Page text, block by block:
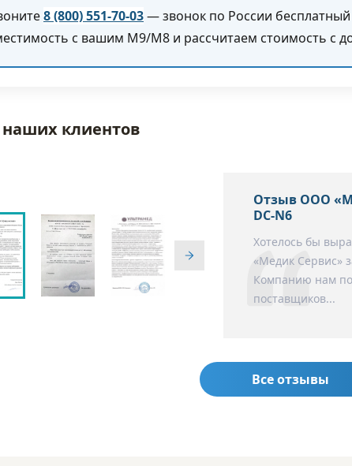
8 (800) 551-70-03— звонок по России
с вашим M9/M8 и рассчитаем стоимость с
клиентов
Отзыв ООО
DC-N6
Хотелось бы
«Медик Сервис»
Компанию нам
поставщиков...
Все отзывы